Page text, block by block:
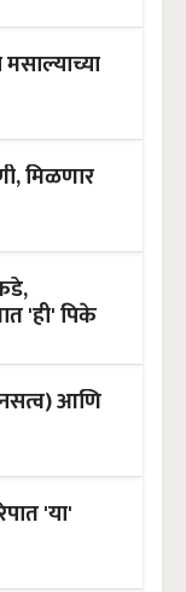
मिळणार
'ही' पिके
आणि
'या'